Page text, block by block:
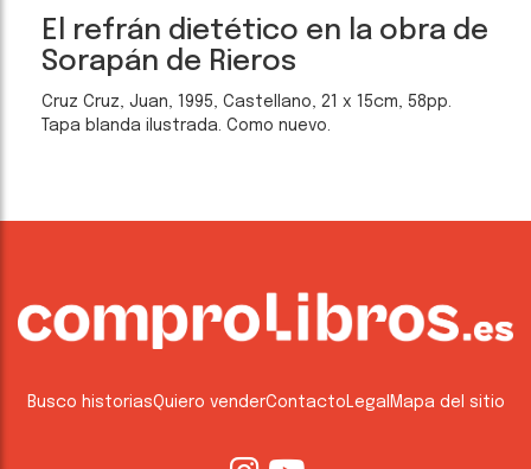
El refrán dietético en la obra de
Sorapán de Rieros
Cruz Cruz, Juan, 1995, Castellano, 21 x 15cm, 58pp.
Tapa blanda ilustrada. Como nuevo.
Busco historiasQuiero venderContacto Legal Mapa del sitio